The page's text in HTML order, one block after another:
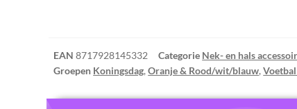
EAN8717928145332 Categorie Nek- en hals
Groepen Koningsdag,Oranje & Rood/wit/blauw,